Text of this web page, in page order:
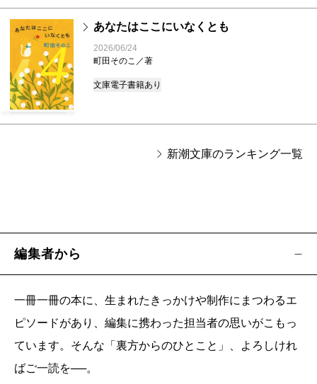
4
あなたはここにいなくとも
2026/06/24
町田そのこ／著
文庫電子書籍あり
新潮文庫のランキング一覧
編集者から
一冊一冊の本に、生まれたきっかけや制作にまつわるエ
ピソードがあり、編集に携わった担当者の思いがこもっ
ています。そんな「裏方からのひとこと」、よろしけれ
ばご一読を──。